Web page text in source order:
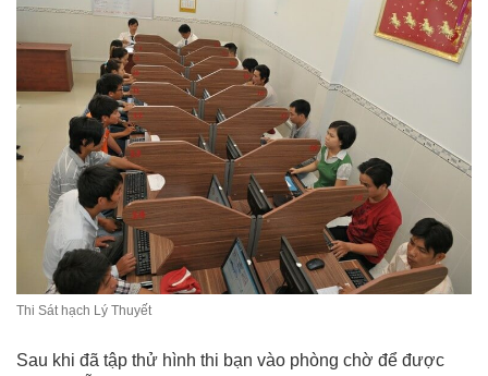
Thi Sát hạch Lý Thuyết
Sau khi đã tập thử hình thi bạn vào phòng chờ để được